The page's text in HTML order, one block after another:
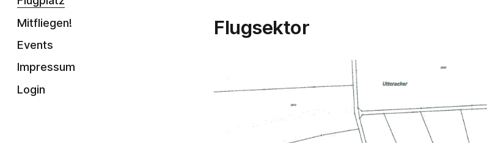
Mitfliegen!
Events
Impressum
Login
Flugsektor